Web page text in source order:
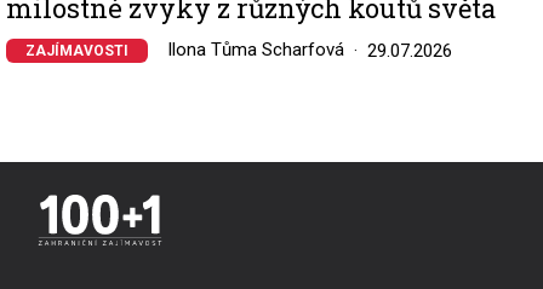
milostné zvyky z různých koutů světa
ZAJÍMAVOSTI Ilona Tůma Scharfová 29.07.2026